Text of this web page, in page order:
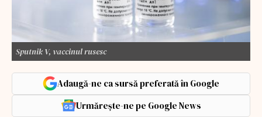
Sputnik V, vaccinul rusesc
Adaugă-ne ca sursă preferată în Google
Urmărește-ne pe Google News